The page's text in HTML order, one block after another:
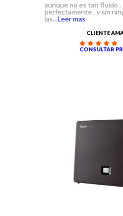
aunque no es tan fluido ,
perfectamente , y sin
las...Leer mas
CLIENTE
CONSULTAR